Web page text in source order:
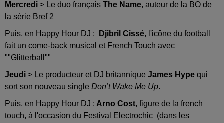
Mercredi > Le duo français The Name, auteur de la BO de
la série Bref 2
Puis, en Happy Hour DJ :
Djibril Cissé, l'icône du football
fait un come-back musical et French Touch avec
""Glitterball""
Jeudi > Le producteur et DJ britannique James Hype qui
sort son nouveau single Don’t Wake Me Up.
Puis, en Happy Hour DJ : Arno Cost, figure de la french
touch, à l'occasion du Festival Electrochic (dans les